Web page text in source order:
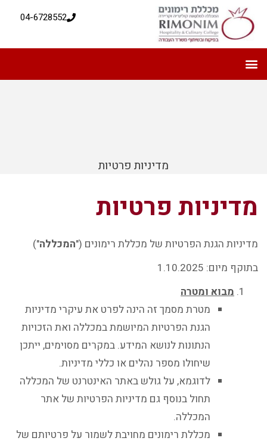
04-6728552
מדיניות פרטיות
מדיניות פרטיות
מדיניות הגנת הפרטיות של מכללת רימונים ("המכללה")
בתוקף מיום: 1.10.2025
מבוא ומטרה
מטרת מסמך זה הינה לפרט את עיקרי מדיניות
הגנת הפרטיות המיושמת במכללה ואת הזכויות
הנתונות לנושא המידע. במקרים מסוימים, ייתכן
שיחולו מספר נהלים או כללי מדיניות.
לדוגמא, על גולש באתר האינטרנט של המכללה
תחול בנוסף גם מדיניות הפרטיות של אתר
המכללה.
מכללת רימונים מחויבת לשמור על פרטיותם של